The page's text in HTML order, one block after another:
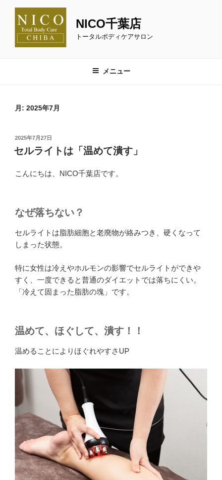
NICO千葉店
トータルボディケアサロン
メニュー
月: 2025年7月
投
稿
日:
2025年7月27日
セルライトは「温めて潰す」
こんにちは、NICO千葉店です。
なぜ落ちない？
セルライトは脂肪細胞と老廃物が絡みつき、硬くなって
しまった状態。
特に女性は冷えやホルモンの影響でセルライトができや
すく、一度できると普通のダイエットでは落ちにくい。
「冷えて固まった脂肪の塊」です。
温めて、ほぐして、潰す！！
温めることによりほぐれやすさUP